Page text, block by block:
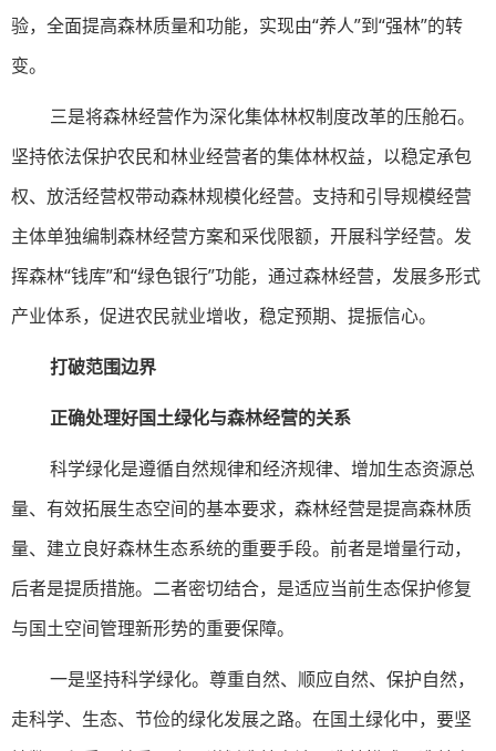
验，全面提高森林质量和功能，实现由“养人”到“强林”的转
变。
三是将森林经营作为深化集体林权制度改革的压舱石。
坚持依法保护农民和林业经营者的集体林权益，以稳定承包
权、放活经营权带动森林规模化经营。支持和引导规模经营
主体单独编制森林经营方案和采伐限额，开展科学经营。发
挥森林“钱库”和“绿色银行”功能，通过森林经营，发展多形式
产业体系，促进农民就业增收，稳定预期、提振信心。
打破范围边界
正确处理好国土绿化与森林经营的关系
科学绿化是遵循自然规律和经济规律、增加生态资源总
量、有效拓展生态空间的基本要求，森林经营是提高森林质
量、建立良好森林生态系统的重要手段。前者是增量行动，
后者是提质措施。二者密切结合，是适应当前生态保护修复
与国土空间管理新形势的重要保障。
一是坚持科学绿化。尊重自然、顺应自然、保护自然，
走科学、生态、节俭的绿化发展之路。在国土绿化中，要坚